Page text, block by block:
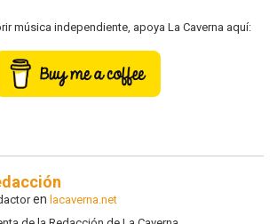
música independiente, apoya La Caverna aquí:
en lacaverna.net